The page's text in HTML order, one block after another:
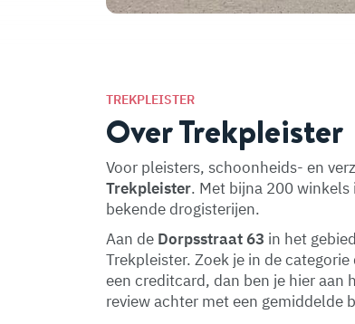
TREKPLEISTER
Over Trekpleister
Voor pleisters, schoonheids- en
Trekpleister. Met bijna 200 winkels
bekende drogisterijen.
Aan de Dorpsstraat 63 in het gebied
Trekpleister. Zoek je in de
een creditcard, dan ben je hier aan
review achter met een gemiddelde